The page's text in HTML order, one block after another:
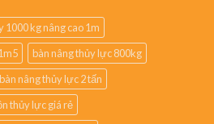
1000 kg nâng cao 1m
bàn nâng thủy lực 800kg
nâng thủy lực 2 tấn
thủy lực giá rẻ